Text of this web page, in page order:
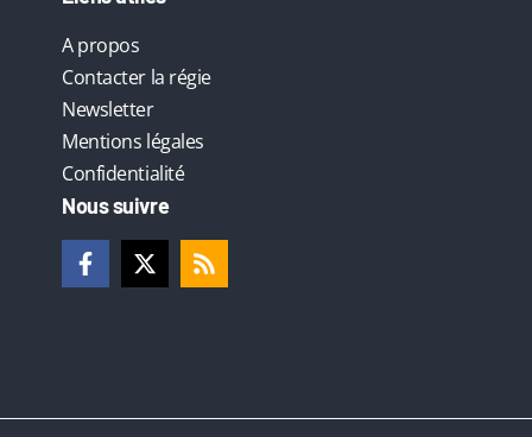
A propos
Contacter la régie
Newsletter
Mentions légales
Confidentialité
Nous suivre